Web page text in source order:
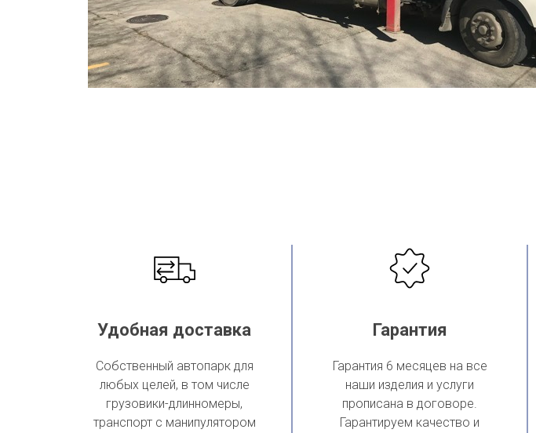
Удобная доставка
Собственный автопарк для
любых целей, в том числе
грузовики-длинномеры,
транспорт с манипулятором
Гарантия
Гарантия 6 месяцев на все
наши изделия и услуги
прописана в договоре.
Гарантируем качество и